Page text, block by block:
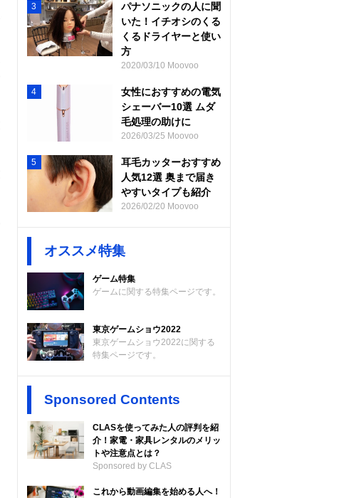
3
パナソニックの人に聞
いた！イチオシのくる
くるドライヤーと使い
方
2020/03/10 Moovoo
4
女性におすすめの電気
シェーバー10選 ムダ
毛処理の助けに
2026/03/25 Moovoo
5
耳毛カッターおすすめ
人気12選 奥まで届き
やすいタイプも紹介
2026/02/20 Moovoo
オススメ特集
ゲーム特集
ゲームに関する特集ページです。
東京ゲームショウ2022
東京ゲームショウ2022に関する
特集ページです。
Sponsored Contents
CLASを使ってみた人の評判を紹
介！家電・家具レンタルのメリッ
トや注意点とは？
Sponsored by CLAS
これから動画編集を始める人へ！